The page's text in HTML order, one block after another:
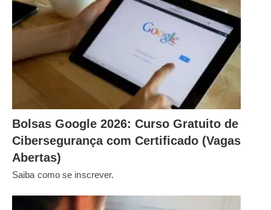
Bolsas Google 2026: Curso Gratuito de
Cibersegurança com Certificado (Vagas
Abertas)
Saiba como se inscrever.